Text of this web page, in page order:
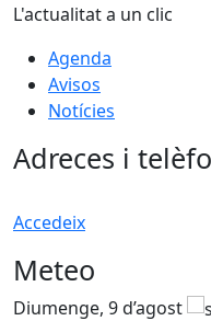
L'actualitat a un clic
Agenda
Avisos
Notícies
Adreces i
Accedeix
Meteo
Diumenge, 9 d’agost